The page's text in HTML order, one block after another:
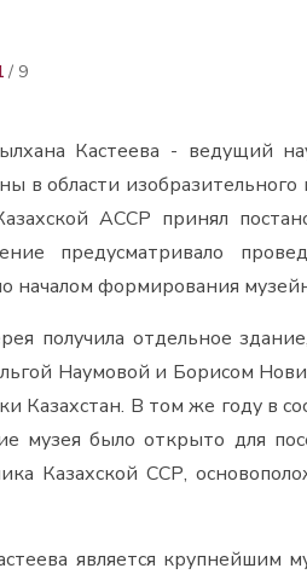
/ 9
Кастеева - ведущий
области изобразительного
АССР принял
предусматривало
началом формирования
получила отдельное
Наумовой и Борисом
Казахстан. В том же году в
музея было открыто для
Казахской ССР,
является крупнейшим